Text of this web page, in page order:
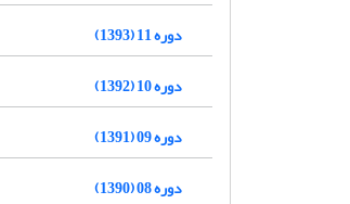
دوره 11 (1393)
دوره 10 (1392)
دوره 09 (1391)
دوره 08 (1390)